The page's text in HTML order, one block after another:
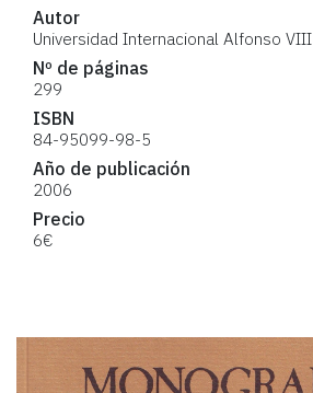
Autor
Universidad Internacional Alfonso VIII
Nº de páginas
299
ISBN
84-95099-98-5
Año de publicación
2006
Precio
6€